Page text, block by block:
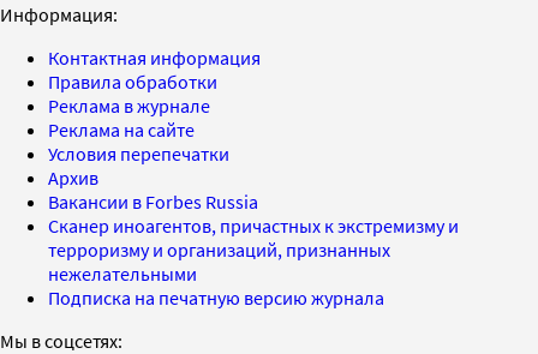
Информация:
Контактная информация
Правила обработки
Реклама в журнале
Реклама на сайте
Условия перепечатки
Архив
Вакансии в Forbes Russia
Сканер иноагентов, причастных к экстремизму и
терроризму и организаций, признанных
нежелательными
Подписка на печатную версию журнала
Мы в соцсетях: